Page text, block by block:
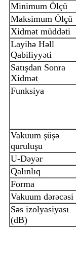
Minimum Ölçü
Maksimum Ölçü
Xidmət müddəti
Layihə Həll
Qabiliyyəti
Satışdan Sonra
Xidmət
Funksiya
Vakuum şüşə
quruluşu
U-Dəyər
Qalınlıq
Forma
Vakuum dərəcəsi
Səs izolyasiyası
(dB)